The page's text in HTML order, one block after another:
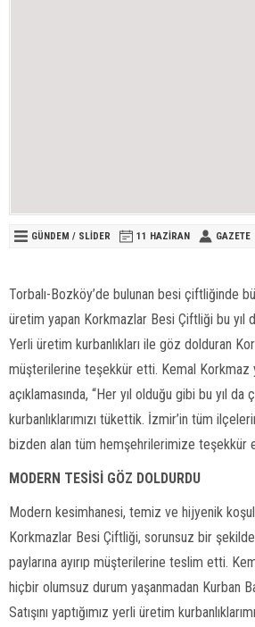
GÜNDEM / SLİDER 11 HAZIRAN GAZETE
Torbalı-Bozköy’de bulunan besi çiftliğinde
üretim yapan Korkmazlar Besi Çiftliği bu yıl
Yerli üretim kurbanlıkları ile göz dolduran
müşterilerine teşekkür etti. Kemal Korkmaz
açıklamasında, “Her yıl olduğu gibi bu yıl da
kurbanlıklarımızı tükettik. İzmir’in tüm
bizden alan tüm hemşehrilerimize teşekkür
MODERN TESİSİ GÖZ DOLDURDU
Modern kesimhanesi, temiz ve hijyenik
Korkmazlar Besi Çiftliği, sorunsuz bir şekilde
paylarına ayırıp müşterilerine teslim etti.
hiçbir olumsuz durum yaşanmadan Kurban
Satışını yaptığımız yerli üretim